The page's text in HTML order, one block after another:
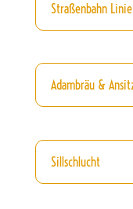
Straßenbahn
Adambräu &
Sillschlucht